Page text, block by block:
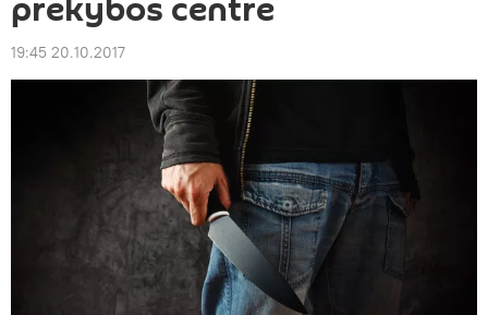
prekybos centre
19:45 20.10.2017